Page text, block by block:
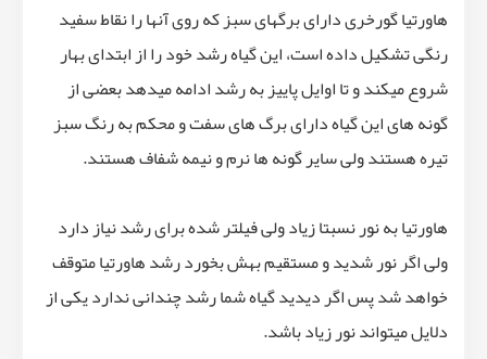
هاورتیا گورخری دارای برگهای سبز که روی آنها را نقاط سفید
رنگی تشکیل داده است، این گیاه رشد خود را از ابتدای بهار
شروع میکند و تا اوایل پاییز به رشد ادامه میدهد بعضی از
گونه های این گیاه دارای برگ های سفت و محکم به رنگ سبز
تیره هستند ولی سایر گونه ها نرم و نیمه شفاف هستند.
هاورتیا به نور نسبتا زیاد ولی فیلتر شده برای رشد نیاز دارد
ولی اگر نور شدید و مستقیم بهش بخورد رشد هاورتیا متوقف
خواهد شد پس اگر دیدید گیاه شما رشد چندانی ندارد یکی از
دلایل میتواند نور زیاد باشد.